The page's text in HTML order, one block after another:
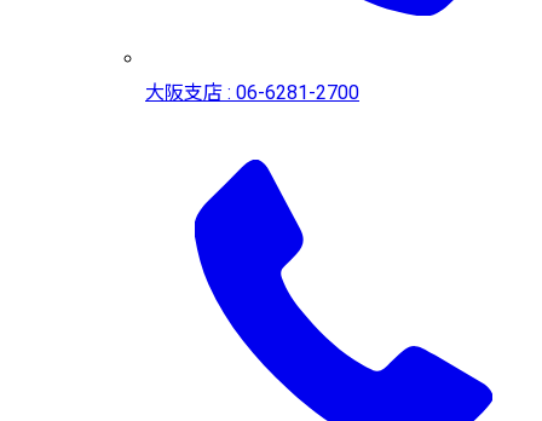
大阪支店 : 06-6281-2700